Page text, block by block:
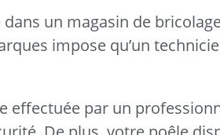
un magasin de
impose qu’un
effectuée par un